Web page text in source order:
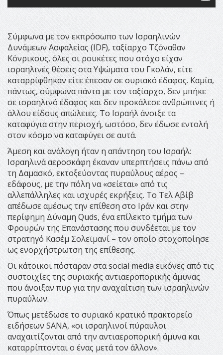
Σύμφωνα με τον εκπρόσωπο των Ισραηλινών
Δυνάμεων Ασφαλείας (IDF), ταξίαρχο Τζόναθαν
Κόνρικους, όλες οι ρουκέτες που στόχο είχαν
ισραηλινές θέσεις στα Υψώματα του Γκολάν, είτε
καταρρίφθηκαν είτε έπεσαν σε συριακό έδαφος. Καμία,
πάντως, σύμφωνα πάντα με τον ταξίαρχο, δεν μπήκε
σε ισραηλινό έδαφος και δεν προκάλεσε ανθρώπινες ή
άλλου είδους απώλειες. Tο Ισραήλ άνοιξε τα
καταφύγια στην περιοχή, ωστόσο, δεν έδωσε εντολή
στον κόσμο να καταφύγει σε αυτά.
Άμεση και ανάλογη ήταν η απάντηση του Ισραήλ:
Ισραηλινά αεροσκάφη έκαναν υπερπτήσεις πάνω από
τη Δαμασκό, εκτοξεύοντας πυραύλους αέρος –
εδάφους, με την πόλη να «σείεται» από τις
αλλεπάλληλες και ισχυρές εκρήξεις. Το Τελ Αβίβ
απέδωσε αμέσως την επίθεση στο Ιράν και στην
περίφημη Δύναμη Quds, ένα επίλεκτο τμήμα των
Φρουρών της Επανάστασης που συνδέεται με τον
στρατηγό Κασέμ Σολεϊμανί – τον οποίο στοχοποίησε
ως ενορχήστρωτση της επίθεσης.
Οι κάτοικοι πόσταραν στα social media εικόνες από τις
συστοιχίες της συριακής αντιαεροπορικής άμυνας
που άνοιξαν πυρ για την αναχαίτιση των ισραηλινών
πυραύλων.
Όπως μετέδωσε το συριακό κρατικό πρακτορείο
ειδήσεων SANA, «οι ισραηλινοί πύραυλοι
αναχαιτίζονται από την αντιαεροπορική άμυνα και
καταρρίπτονται ο ένας μετά τον άλλον».